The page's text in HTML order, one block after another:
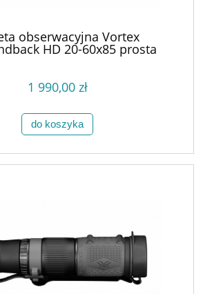
obserwacyjna Vortex
HD 20-60x85 prosta
1 990,00 zł
do koszyka